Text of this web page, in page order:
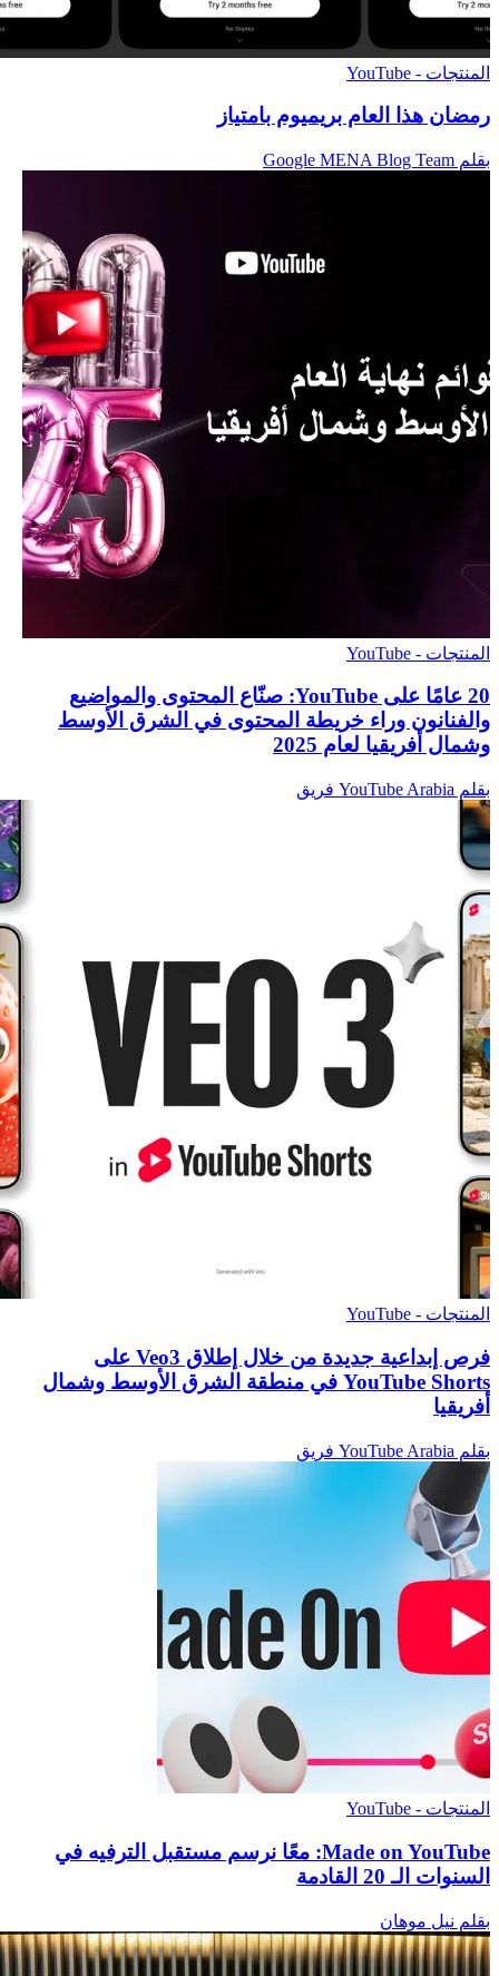
المنتجات - YouTube
رمضان هذا العام بريميوم بامتياز
بقلم Google MENA Blog Team
المنتجات - YouTube
‫20 عامًا على YouTube: صنّاع المحتوى والمواضيع
والفنانون وراء خريطة المحتوى في الشرق الأوسط
وشمال أفريقيا لعام 2025
بقلم YouTube Arabia فريق
المنتجات - YouTube
فرص إبداعية جديدة من خلال إطلاق Veo3 على
YouTube Shorts في منطقة الشرق الأوسط وشمال
أفريقيا
بقلم YouTube Arabia فريق
المنتجات - YouTube
‫Made on YouTube: معًا نرسم مستقبل الترفيه في
السنوات الـ 20 القادمة
بقلم نيل موهان